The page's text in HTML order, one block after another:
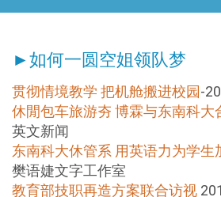
►如何一圆空姐领队梦
贯彻情境教学 把机舱搬进校园-
休閒包车旅游夯 博霖与东南科大
英文新闻
东南科大休管系 用英语力为学生
樊语婕文字工作室
教育部技职再造方案联合访视